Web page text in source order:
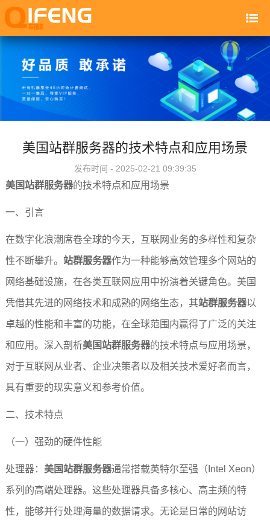
美国站群服务器的技术特点和应用场景
发布时间 - 2025-02-21 09:39:35
美国站群服务器的技术特点和应用场景
一、引言
在数字化浪潮席卷全球的今天，互联网业务的多样性和复杂
性不断攀升。 站群服务器作为一种能够高效管理多个网站的
网络基础设施，在各类互联网应用中扮演着关键角色。美国
凭借其先进的网络技术和成熟的网络生态，其站群服务器以
卓越的性能和丰富的功能，在全球范围内赢得了广泛的关注
和应用。深入剖析美国站群服务器的技术特点与应用场景，
对于互联网从业者、企业决策者以及相关技术爱好者而言，
具有重要的现实意义和参考价值。
二、技术特点
（一）强劲的硬件性能
处理器： 美国站群服务器通常搭载英特尔至强（Intel Xeon）
系列的高端处理器。这些处理器具备多核心、高主频的特
性，能够并行处理海量的数据请求。无论是日常的网站访